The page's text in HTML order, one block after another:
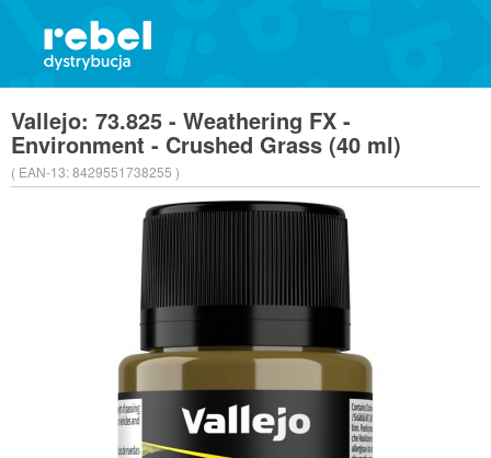
Vallejo: 73.825 - Weathering FX -
Environment - Crushed Grass (40 ml)
( EAN-13:8429551738255 )